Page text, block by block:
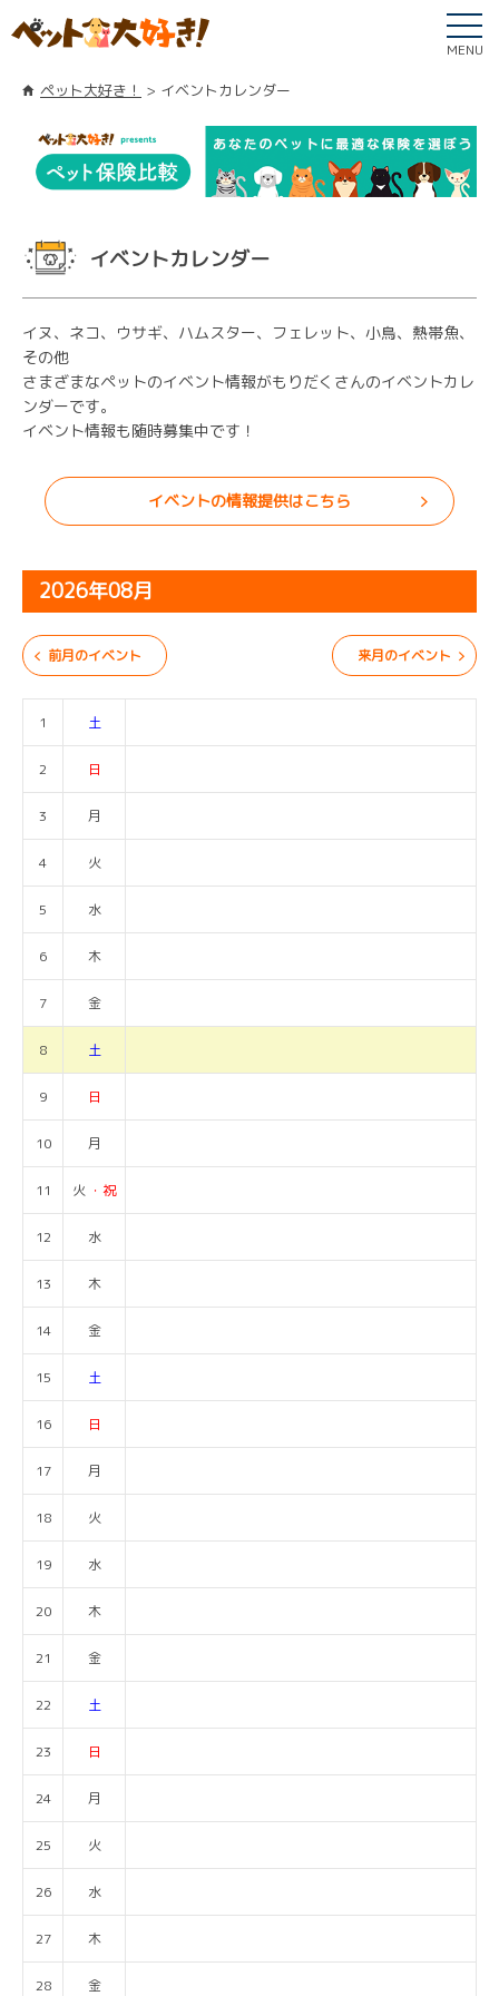
MENU
ペット大好き！ イベントカレンダー
イベントカレンダー
イヌ、ネコ、ウサギ、ハムスター、フェレット、小鳥、熱帯魚、
その他
さまざまなペットのイベント情報がもりだくさんのイベントカレ
ンダーです。
イベント情報も随時募集中です！
イベントの情報提供はこちら
2026年08月
前月のイベント 来月のイベント
1 土
2 日
3 月
4 火
5 水
6 木
7 金
8 土
9 日
10 月
11 火 ・祝
12 水
13 木
14 金
15 土
16 日
17 月
18 火
19 水
20 木
21 金
22 土
23 日
24 月
25 火
26 水
27 木
28 金